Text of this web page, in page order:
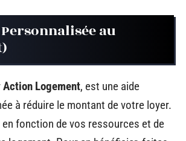
au
Action Logement, est une aide
à réduire le montant de votre loyer.
en fonction de vos ressources et de